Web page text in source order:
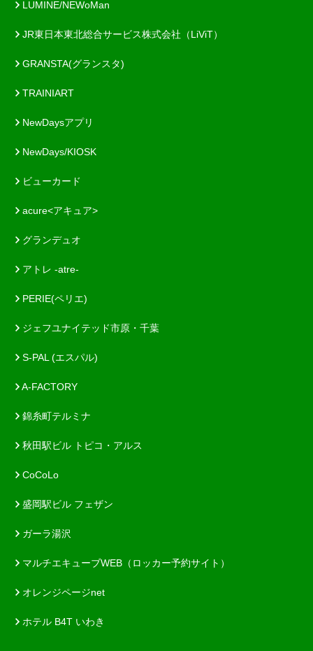
LUMINE/NEWoMan
JR東日本東北総合サービス株式会社（LiViT）
GRANSTA(グランスタ)
TRAINIART
NewDaysアプリ
NewDays/KIOSK
ビューカード
acure<アキュア>
グランデュオ
アトレ -atre-
PERIE(ペリエ)
ジェフユナイテッド市原・千葉
S-PAL (エスパル)
A-FACTORY
錦糸町テルミナ
秋田駅ビル トピコ・アルス
CoCoLo
盛岡駅ビル フェザン
ガーラ湯沢
マルチエキューブWEB（ロッカー予約サイト）
オレンジページnet
ホテル B4T いわき